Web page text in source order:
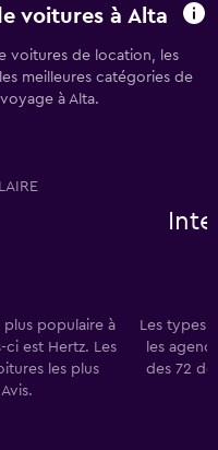
voitures à Alta
voitures de location, les
meilleures catégories de
à Alta.
populaire à
est Hertz. Les
les plus
Les types
les
des 72